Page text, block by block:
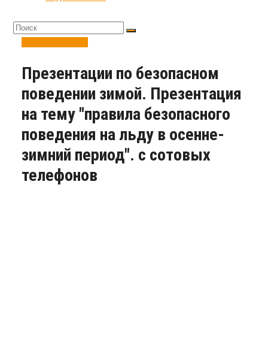
Презентации по безопасном
поведении зимой. Презентация
на тему "правила безопасного
поведения на льду в осенне-
зимний период". с сотовых
телефонов